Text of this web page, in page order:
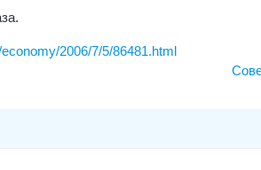
2006/7/5/86481.html